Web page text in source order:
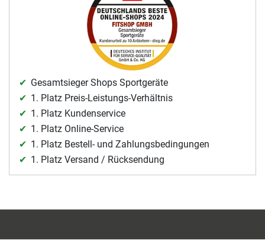
Gesamtsieger Shops Sportgeräte
1. Platz Preis-Leistungs-Verhältnis
1. Platz Kundenservice
1. Platz Online-Service
1. Platz Bestell- und Zahlungsbedingungen
1. Platz Versand / Rücksendung